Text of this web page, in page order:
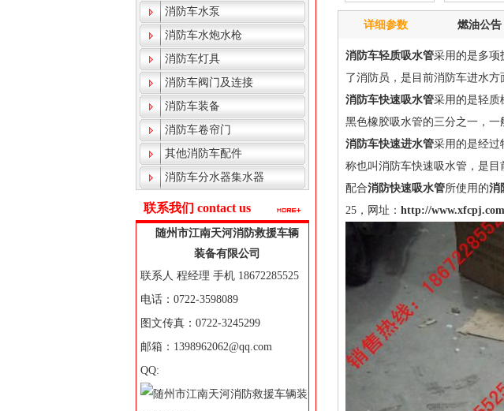
消防车水泵
消防车水炮水枪
消防车灯具
消防车阀门及连接
消防车装备
消防车卷帘门
其他消防车配件
消防车分水器集水器
联系我们 contact us
随州市江南天河消防救援车辆
装备有限公司
联系人 程经理 手机 18672285525
电话：0722-3598089
图文传真：0722-3245299
邮箱：1398962062@qq.com
QQ:
详细参数 燃油公告
消防车轻质吸水管采用的是多项
了消防员，是目前消防车进水
消防车快速吸水管采用的是轻质
黑色橡胶吸水管的三分之一，一
消防车快速进水管采用的是经过
称也叫消防车快速吸水管，是目
配合消防快速吸水管所使用的消
25，网址： http://